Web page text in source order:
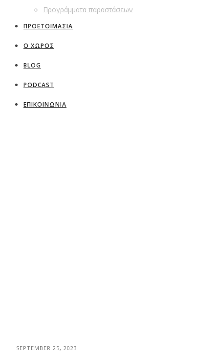
Προγράμματα παραστάσεων
ΠΡΟΕΤΟΙΜΑΣΙΑ
Ο ΧΩΡΟΣ
BLOG
PODCAST
ΕΠΙΚΟΙΝΩΝΙΑ
SEPTEMBER 25, 2023